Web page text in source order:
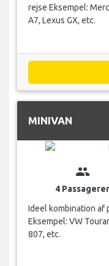
rejse Eksempel:
A7, Lexus GX, etc.
MINIVAN
group
4 Passagerer
Ideel kombination af
Eksempel: VW
807, etc.